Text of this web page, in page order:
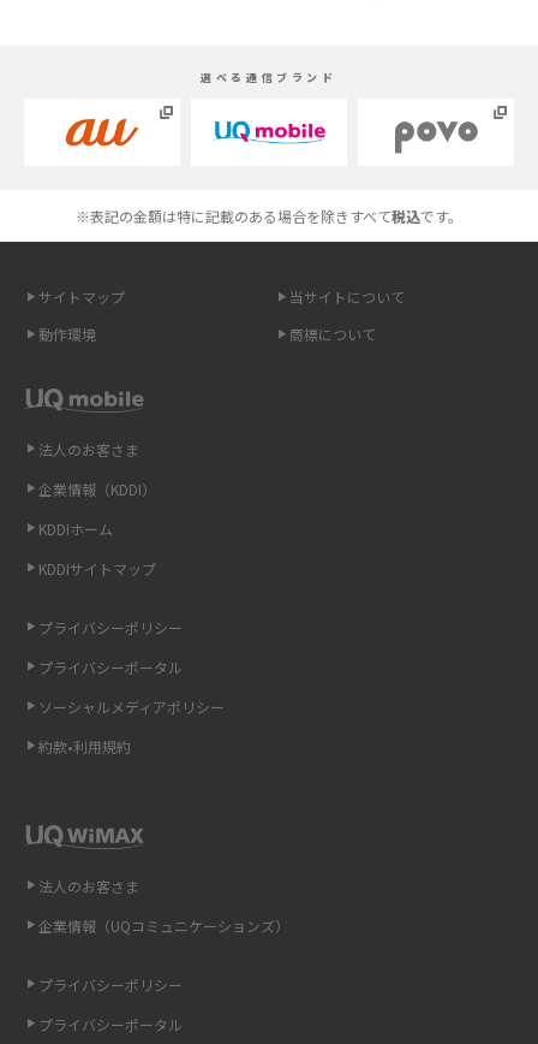
Androidスマホとは？特徴やメリット・デメリット、おススメ機種を紹介
トを解説
スマホや携帯端末の通信速度制限とは？回避のコツや解除のタイミング・
LINEの通知がこない時の原因と対処法9選！設定の確認手順も解説
スマホのウィジェットとは？iPhone・Androidの設定方法やおススメを紹
リプライ機能とは？LINE、X（旧Twitter）、Instagram、TikTokで送る方法
インスタのDMの送り方は？便利機能の使い方や注意点をわかりやすく解説
Bluetooth®とは？Wi-Fiとの違いやスマホ・PCとの接続方法を解説
紹介
選べる通信ブランド
※表記の金額は特に記載のある場合を除きすべて税込です。
サイトマップ
当サイトについて
動作環境
商標について
法人のお客さま
企業情報（KDDI）
KDDIホーム
KDDIサイトマップ
プライバシーポリシー
プライバシーポータル
ソーシャルメディアポリシー
約款•利用規約
法人のお客さま
企業情報（UQコミュニケーションズ）
プライバシーポリシー
プライバシーポータル